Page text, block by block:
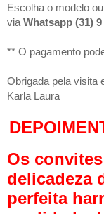
Escolha o modelo
via Whatsapp (31) 9
** O pagamento
Obrigada pela visita
Karla Laura
Os
delicadeza
perfeita